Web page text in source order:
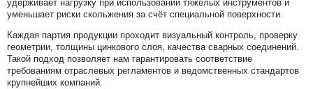
удерживает нагрузку при использовании тяжёлых инструментов и
уменьшает риски скольжения за счёт специальной поверхности.
Каждая партия продукции проходит визуальный контроль, проверку
геометрии, толщины цинкового слоя, качества сварных соединений.
Такой подход позволяет нам гарантировать соответствие
требованиям отраслевых регламентов и ведомственных стандартов
крупнейших компаний.